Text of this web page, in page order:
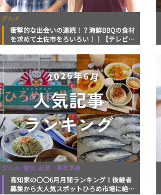
グルメ
衝撃的な出会いの連続！？海鮮BBQの食材
を求めて土佐市をろいろい！｜【テレビ高
が咲く！
グルメ, 観光, 起業・事業承継
高知家の〇〇6月月間ランキング！後継者
募集から大人気スポットひろめ市場に絶品